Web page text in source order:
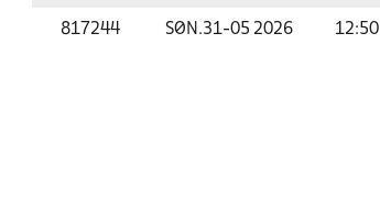
817244 SØN.31-05 2026 12:50